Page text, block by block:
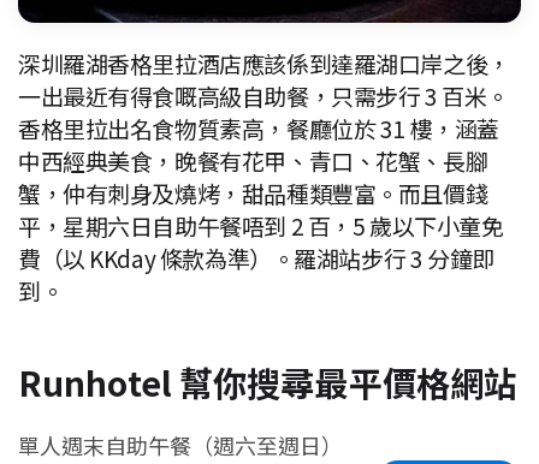
深圳羅湖香格里拉酒店應該係到達羅湖口岸之後，
一出最近有得食嘅高級自助餐，只需步行 3 百米。
香格里拉出名食物質素高，餐廳位於 31 樓，涵蓋
中西經典美食，晚餐有花甲、青口、花蟹、長腳
蟹，仲有刺身及燒烤，甜品種類豐富。而且價錢
平，星期六日自助午餐唔到 2 百，5 歲以下小童免
費（以 KKday 條款為準）。羅湖站步行 3 分鐘即
到。
Runhotel 幫你搜尋最平價格網站
單人週末自助午餐（週六至週日）